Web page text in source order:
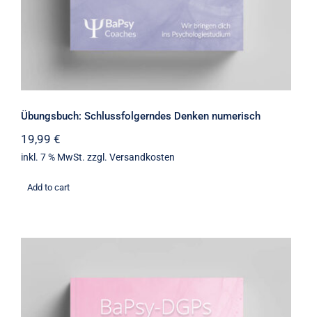
Übungsbuch: Schlussfolgerndes Denken numerisch
19,99 €
inkl. 7 % MwSt. zzgl. Versandkosten
Add to cart